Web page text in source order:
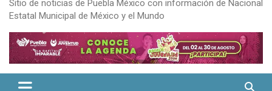
Sitio de noticias de Puebla México con información de Nacional
Estatal Municipal de México y el Mundo